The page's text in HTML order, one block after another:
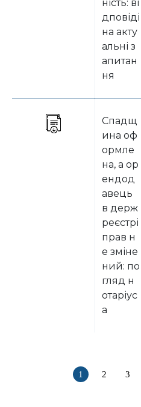
ність: ві
дповіді
на акту
альні з
апитан
ня
Спадщ
ина оф
ормле
на, а ор
ендод
авець
в держ
реєстрі
прав н
е зміне
ний: по
гляд н
отаріус
а
1 2 3